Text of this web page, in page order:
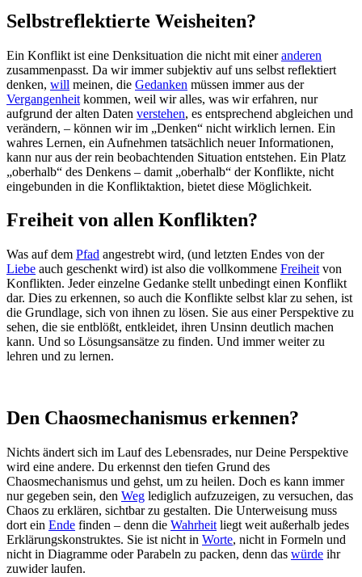
Selbstreflektierte Weisheiten?
Ein Konflikt ist eine Denksituation die nicht mit eineranderen
zusammenpasst. Da wir immer subjektiv auf uns selbst reflektiert
denken, will meinen, die Gedanken müssen immer aus der
Vergangenheit kommen, weil wir alles, was wir erfahren, nur
aufgrund der alten Daten verstehen, es entsprechend abgleichen und
verändern, – können wir im „Denken“ nicht wirklich lernen. Ein
wahres Lernen, ein Aufnehmen tatsächlich neuer Informationen,
kann nur aus der rein beobachtenden Situation entstehen. Ein Platz
„oberhalb“ des Denkens – damit „oberhalb“ der Konflikte, nicht
eingebunden in die Konfliktaktion, bietet diese Möglichkeit.
Freiheit von allen Konflikten?
Was auf dem Pfad angestrebt wird, (und letzten Endes von der
Liebe auch geschenkt wird) ist also die vollkommene Freiheit von
Konflikten. Jeder einzelne Gedanke stellt unbedingt einen Konflikt
dar. Dies zu erkennen, so auch die Konflikte selbst klar zu sehen, ist
die Grundlage, sich von ihnen zu lösen. Sie aus einer Perspektive zu
sehen, die sie entblößt, entkleidet, ihren Unsinn deutlich machen
kann. Und so Lösungsansätze zu finden. Und immer weiter zu
lehren und zu lernen.
Den Chaosmechanismus erkennen?
Nichts ändert sich im Lauf des Lebensrades, nur Deine Perspektive
wird eine andere. Du erkennst den tiefen Grund des
Chaosmechanismus und gehst, um zu heilen. Doch es kann immer
nur gegeben sein, den Weg lediglich aufzuzeigen, zu versuchen, das
Chaos zu erklären, sichtbar zu gestalten. Die Unterweisung muss
dort ein Ende finden – denn die Wahrheit liegt weit außerhalb jedes
Erklärungskonstruktes. Sie ist nicht in Worte, nicht in Formeln und
nicht in Diagramme oder Parabeln zu packen, denn das würde ihr
zuwider laufen.